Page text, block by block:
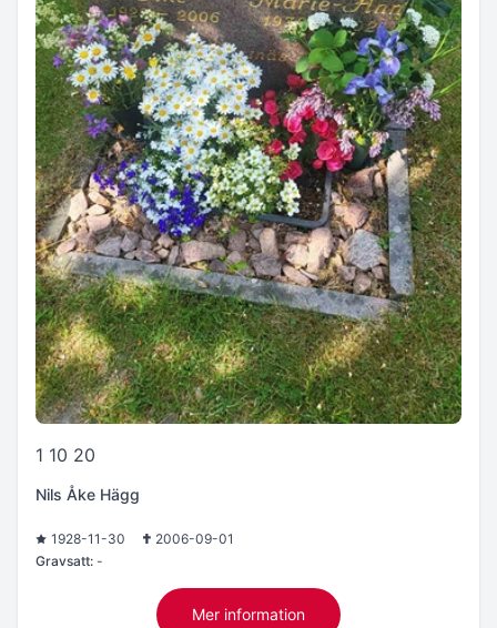
1 10 20
Nils Åke Hägg
1928-11-30
2006-09-01
Gravsatt: -
Mer information